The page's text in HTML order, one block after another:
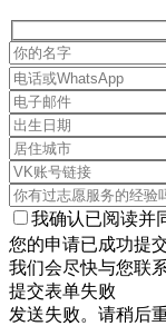
我确认已阅读并
您的申请已成功提交
我们会尽快与您联
提交表单失败
发送失败。请稍后